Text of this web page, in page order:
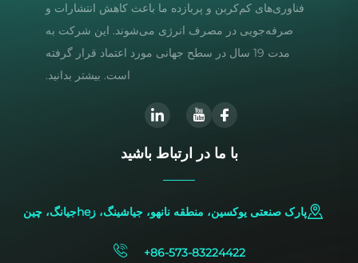
فناوری‌های کم‌کربن و پربازده ما باعث کاهش انتشارات و
صرفه‌جویی در مصرف انرژی می‌شوند. این شرکت به
مدت 19 سال در سطح جهانی مورد اعتماد قرار گرفته
است. بیشتر بدانید.
با ما در ارتباط باشید
پارک صنعتی یوکسین، منطقه نانهو، جیاشینگ، زheجیانگ، چین
+86-573-83224422